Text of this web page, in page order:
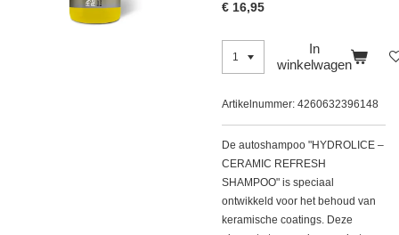
€ 16,95
In
winkelwagen
Artikelnummer: 4260632396148
De autoshampoo "HYDROLICE –
CERAMIC REFRESH
SHAMPOO" is speciaal
ontwikkeld voor het behoud van
keramische coatings. Deze